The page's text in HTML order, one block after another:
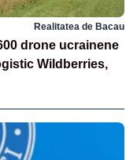
Realitatea de Bacau
drone ucrainene
Wildberries,